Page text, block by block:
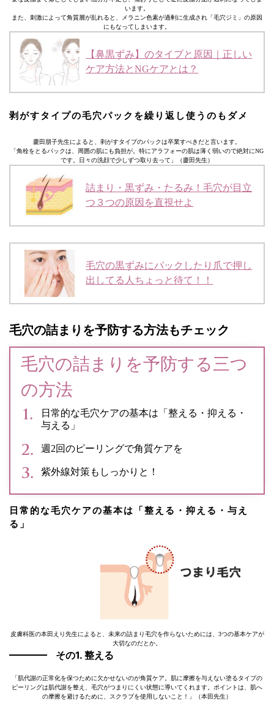
います。
また、刺激によって角質層が乱れると、メラニン色素が過剰に生成され「毛穴ジミ」の原因
にもなってしまいます。
【鼻黒ずみ】のタイプと原因｜正しい
ケア方法とNGケアとは？
剥がすタイプの毛穴パックを繰り返し使うのもダメ
慶田朋子先生によると、剥がすタイプのパックは卒業すべきだと言います。
「角栓をとるパックは、周囲の肌にも負担が。特にアラフォーの肌は薄く弱いので絶対にNG
です。日々の洗顔で少しずつ取り去って」（慶田先生）
詰まり・黒ずみ・たるみ！毛穴が目立
つ３つの原因を直視せよ
毛穴の黒ずみにパックしたり爪で押し
出してる人ちょっと待て！！
毛穴の詰まりを予防する方法もチェック
毛穴の詰まりを予防する三つ
の方法
日常的な毛穴ケアの基本は「整える・抑える・
与える」
週2回のピーリングで角質ケアを
紫外線対策もしっかりと！
日常的な毛穴ケアの基本は「整える・抑える・与え
る」
皮膚科医の本田えり先生によると、未来の詰まり毛穴を作らないためには、3つの基本ケアが
大切なのだとか。
その1. 整える
「肌代謝の正常化を保つために欠かせないのが角質ケア。肌に摩擦を与えない塗るタイプの
ピーリングは肌代謝を整え、毛穴がつまりにくい状態に導いてくれます。ポイントは、肌へ
の摩擦を避けるために、スクラブを使用しないこと！」（本田先生）